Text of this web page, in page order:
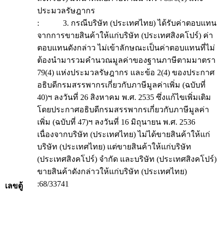
ประมวลรัษฎากร
: 3. กรณีบริษัท (ประเทศไทย) ได้รับค่าตอบแทน
จากการขายสินค้าให้แก่บริษัท (ประเทศสิงคโปร์) ค่า
ตอบแทนดังกล่าว ไม่เข้าลักษณะเป็นค่าตอบแทนที่ไม่
ต้องนำมารวมคำนวณมูลค่าของฐานภาษีตามมาตรา
79(4) แห่งประมวลรัษฎากร และข้อ 2(4) ของประกาศ
อธิบดีกรมสรรพากรเกี่ยวกับภาษีมูลค่าเพิ่ม (ฉบับที่
40)ฯ ลงวันที่ 26 สิงหาคม พ.ศ. 2535 ซึ่งแก้ไขเพิ่มเติม
โดยประกาศอธิบดีกรมสรรพากรเกี่ยวกับภาษีมูลค่า
เพิ่ม (ฉบับที่ 47)ฯ ลงวันที่ 16 มิถุนายน พ.ศ. 2536
เนื่องจากบริษัท (ประเทศไทย) ไม่ได้ขายสินค้าให้แก่
บริษัท (ประเทศไทย) แต่ขายสินค้าให้แก่บริษัท
(ประเทศสิงคโปร์) จำกัด และบริษัท (ประเทศสิงคโปร์)
ขายสินค้าดังกล่าวให้แก่บริษัท (ประเทศไทย)
เลขตู้
:68/33741